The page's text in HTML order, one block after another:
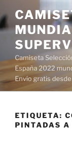
al
contenido
Camiseta
España 2022
Envío gratis
ETIQUETA:
PINTADAS A